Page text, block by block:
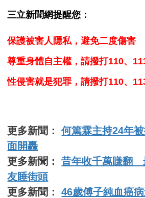
三立新聞網提醒您：
保護被害人隱私，避免二度傷害
尊重身體自主權，請撥打110、
性侵害就是犯罪，請撥打110、
更多新聞：何篤霖主持24年
面開轟
更多新聞：昔年收千萬賺翻
友睡街頭
更多新聞：46歲傅子純血癌